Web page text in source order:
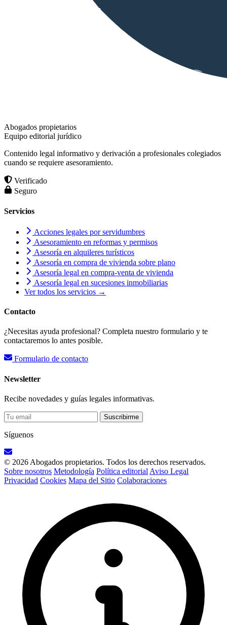
Abogados propietarios
Equipo editorial jurídico
Contenido legal informativo y derivación a profesionales colegiados
cuando se requiere asesoramiento.
Verificado
Seguro
Servicios
Acciones legales por servidumbres
Asesoramiento en reformas y permisos
Asesoría en alquileres turísticos
Asesoría en compra de vivienda sobre plano
Asesoría legal en compra-venta de vivienda
Asesoría legal en sucesiones inmobiliarias
Ver todos los servicios →
Contacto
¿Necesitas ayuda profesional? Completa nuestro formulario y te
contactaremos lo antes posible.
Formulario de contacto
Newsletter
Recibe novedades y guías legales informativas.
Suscribirme
Síguenos
© 2026 Abogados propietarios. Todos los derechos reservados.
Sobre nosotros Metodología Política editorial Aviso Legal
Privacidad Cookies Mapa del Sitio Colaboraciones